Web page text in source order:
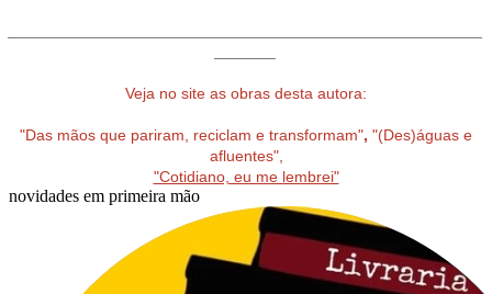
Veja no site as obras desta autora:
"Das mãos que pariram, reciclam e transformam", "(Des)águas e
afluentes",
"Cotidiano, eu me lembrei"
novidades em primeira mão